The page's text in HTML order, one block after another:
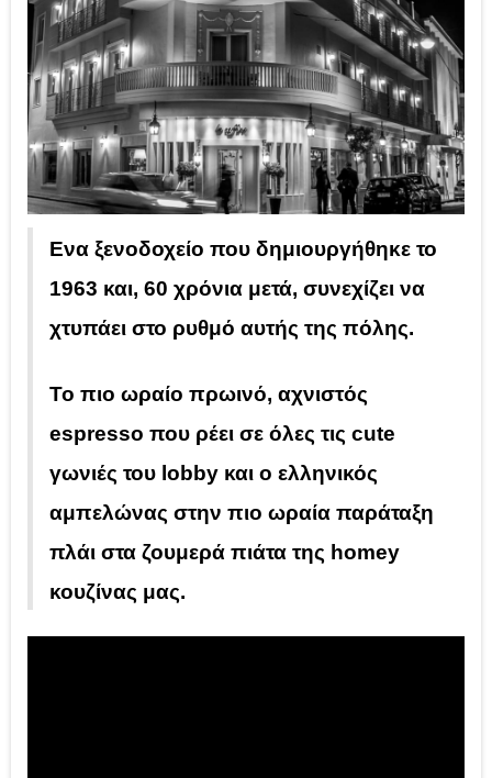
Ενα ξενοδοχείο που δημιουργήθηκε το
1963 και, 60 χρόνια μετά, συνεχίζει να
χτυπάει στο ρυθμό αυτής της πόλης.
Το πιο ωραίο πρωινό, αχνιστός
espresso που ρέει σε όλες τις cute
γωνιές του lobby και ο ελληνικός
αμπελώνας στην πιο ωραία παράταξη
πλάι στα ζουμερά πιάτα της homey
κουζίνας μας.